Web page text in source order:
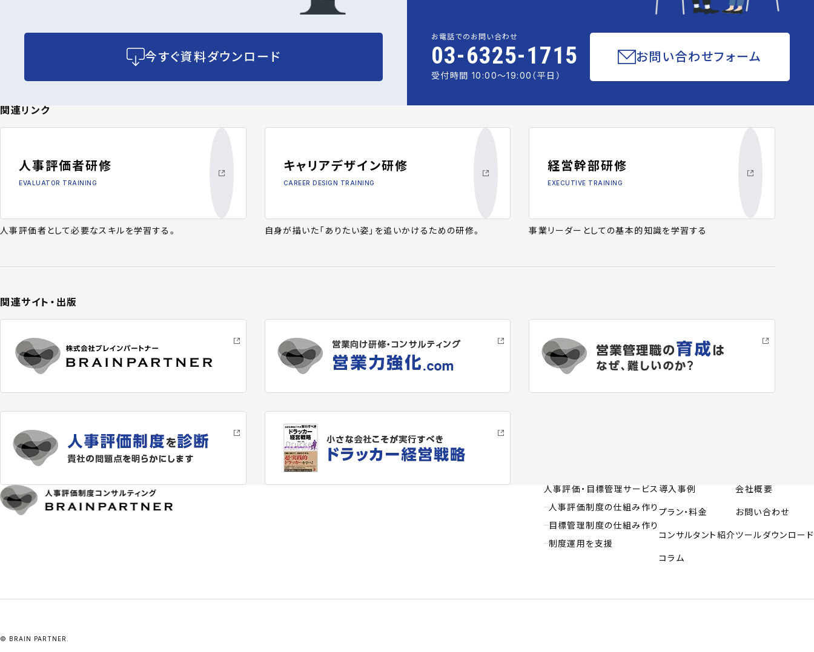
今すぐ資料ダウンロード
お電話でのお問い合わせ
03-6325-1715
受付時間 10:00〜19:00（平日）
お問い合わせフォーム
関連リンク
人事評価者研修
EVALUATOR TRAINING
人事評価者として必要なスキルを学習する。
キャリアデザイン研修
CAREER DESIGN TRAINING
自身が描いた「ありたい姿」を追いかけるための研修。
経営幹部研修
EXECUTIVE TRAINING
事業リーダーとしての基本的知識を学習する
関連サイト・出版
人事評価・目標管理サービス
人事評価制度の仕組み作り
目標管理制度の仕組み作り
制度運用を支援
導入事例
プラン・料金
コンサルタント紹介
コラム
会社概要
お問い合わせ
ツールダウンロード
© BRAIN PARTNER.